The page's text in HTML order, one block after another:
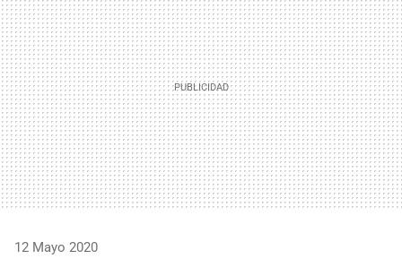
12 Mayo 2020